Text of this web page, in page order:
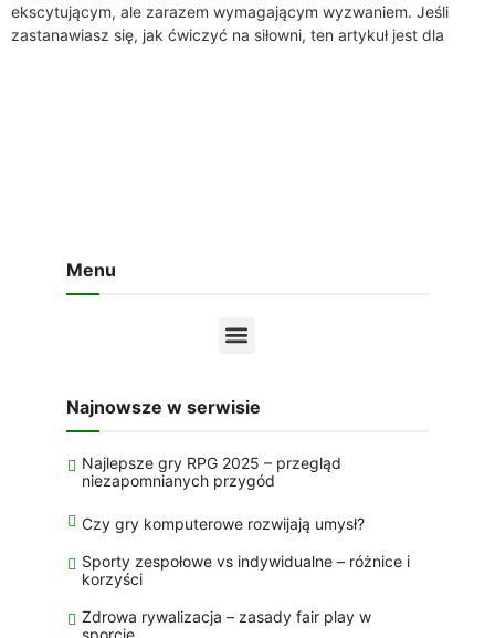
ekscytującym, ale zarazem wymagającym wyzwaniem. Jeśli
zastanawiasz się, jak ćwiczyć na siłowni, ten artykuł jest dla
Menu
Najnowsze w serwisie
Najlepsze gry RPG 2025 – przegląd
niezapomnianych przygód
Czy gry komputerowe rozwijają umysł?
Sporty zespołowe vs indywidualne – różnice i
korzyści
Zdrowa rywalizacja – zasady fair play w
sporcie